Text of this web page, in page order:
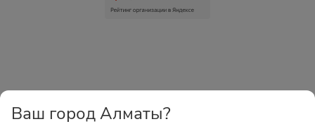
Ваш город Алматы?